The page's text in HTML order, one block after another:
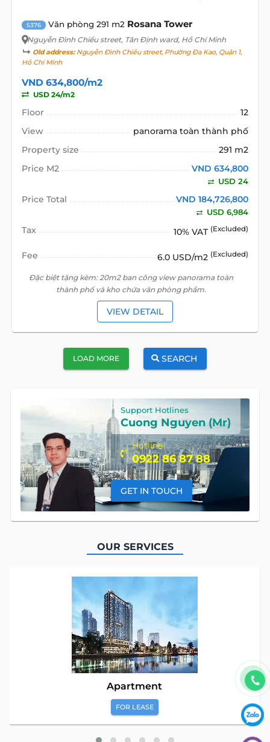
5376 Văn phòng 291 m2 Rosana Tower
Nguyễn Đình Chiểu street, Tân Định ward, Hồ Chí Minh
Old address:Nguyễn Đình Chiểu street, Phường Đa Kao, Quận 1,
Hồ Chí Minh
VND 634,800/m2
USD 24/m2
Floor
12
View
panorama toàn thành phố
Property size
291 m2
Price M2
VND 634,800
USD 24
Price Total VND 184,726,800
USD 6,984
Tax 10% VAT (Excluded)
Fee 6.0 USD/m2 (Excluded)
Đặc biệt tặng kèm: 20m2 ban công view panorama toàn
thành phố và kho chứa văn phòng phẩm.
VIEW DETAIL
LOAD MORE SEARCH
Support Hotlines
Cuong Nguyen (Mr)
Hotline
0922 86 87 88
GET IN TOUCH
OUR SERVICES
Apartment
FOR LEASE